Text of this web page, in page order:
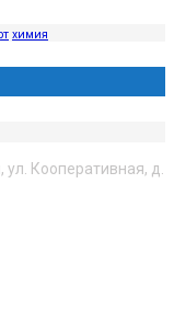
химия
Кооперативная, д.